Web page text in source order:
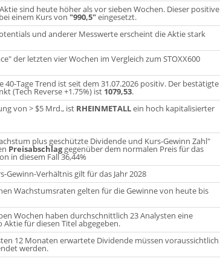
sind heute höher als vor sieben Wochen. Dieser positive
einem Kurs von "990,5"eingesetzt.
und anderer Messwerte erscheint die Aktie stark
der letzten vier Wochen im Vergleich zum STOXX600
Tage Trend ist seit dem 31.07.2026 positiv. Der bestätigte
(Tech Reverse +1.75%) ist 1079,53.
von > $5 Mrd., ist RHEINMETALLein hoch kapitalisierter
plus geschützte Dividende und Kurs-Gewinn Zahl"
Preisabschlaggegenüber dem normalen Preis für das
in diesem Fall 36,44%
Gewinn-Verhältnis gilt für das Jahr 2028
Wachstumsraten gelten für die Gewinne von heute bis
Wochen haben durchschnittlich 23 Analysten eine
Aktie für diesen Titel abgegeben.
12 Monaten erwartete Dividende müssen voraussichtlich
werden.